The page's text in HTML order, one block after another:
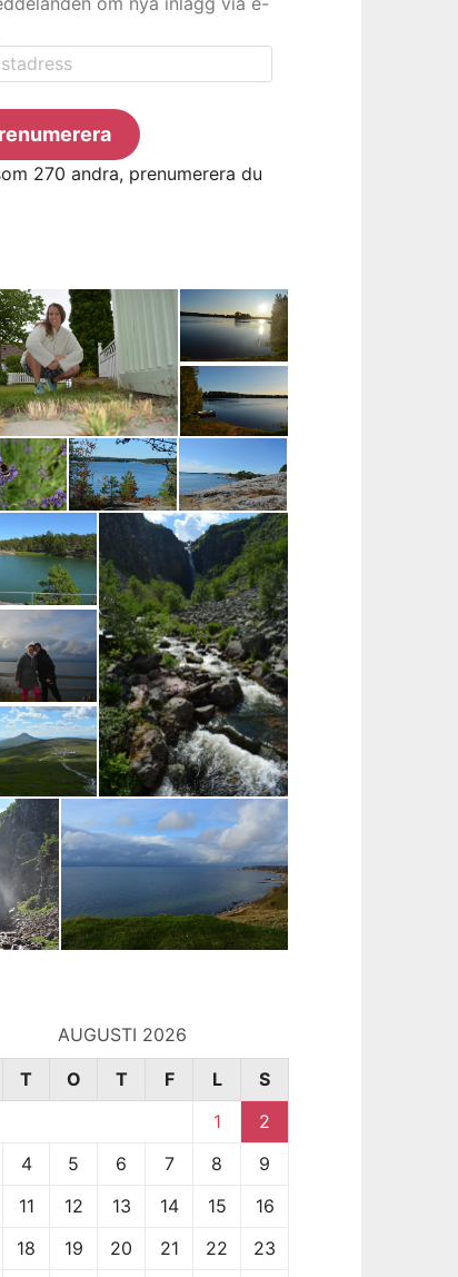
270 andra, prenumerera du
AUGUSTI 2026
T O T F L
S
1
2
4 5 6 7 8
9
11 12 13 14 15
16
18 19 20 21 22
23